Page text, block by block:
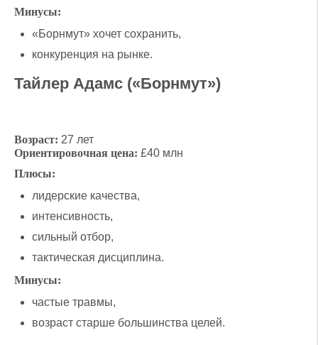
Минусы:
«Борнмут» хочет сохранить,
конкуренция на рынке.
Тайлер Адамс («Борнмут»)
Возраст: 27 лет
Ориентировочная цена: £40 млн
Плюсы:
лидерские качества,
интенсивность,
сильный отбор,
тактическая дисциплина.
Минусы:
частые травмы,
возраст старше большинства целей.